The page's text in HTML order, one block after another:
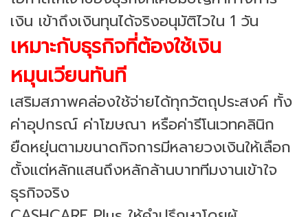
เงิน เข้าถึงเงินทุนได้จริงอนุมัติไวใน 1 วัน
เหมาะกับธุรกิจที่ต้องใช้เงิน
หมุนเวียนทันที
เสริมสภาพคล่องใช้จ่ายได้ทุกวัตถุประสงค์ ทั้ง
ค่าอุปกรณ์ ค่าโฆษณา หรือค่ารีโนเวทคลินิก
ยืดหยุ่นตามขนาดกิจการมีหลายวงเงินให้เลือก
ตั้งแต่หลักแสนถึงหลักล้านบาททีมงานเข้าใจ
ธุรกิจจริง